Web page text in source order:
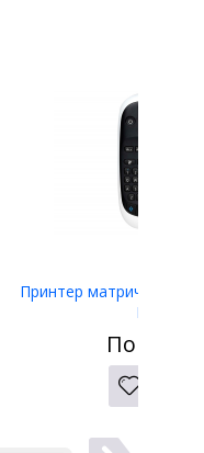
Принтер матричный
LW-400
По